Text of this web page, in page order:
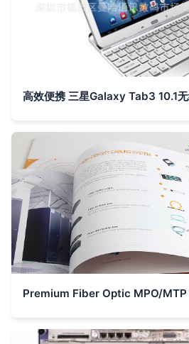
高效便携 三星Galaxy Tab3 10.1